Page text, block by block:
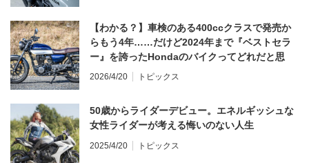
【わかる？】車検のある400ccクラスで発売か
らもう4年……だけど2024年まで『ベストセラ
ー』を誇ったHondaのバイクってどれだと思
う？
2026/4/20 トピックス
50歳からライダーデビュー。エネルギッシュな
女性ライダーが考える悔いのない人生
2025/4/20 トピックス